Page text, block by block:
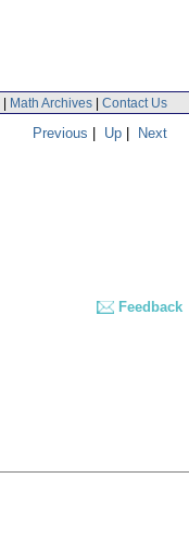
| Math Archives | Contact Us
Previous | Up | Next
Feedback